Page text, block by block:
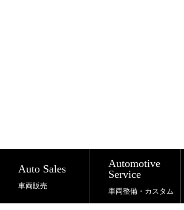
Auto Sales
車両販売
Automotive
Service
車両整備・カスタム